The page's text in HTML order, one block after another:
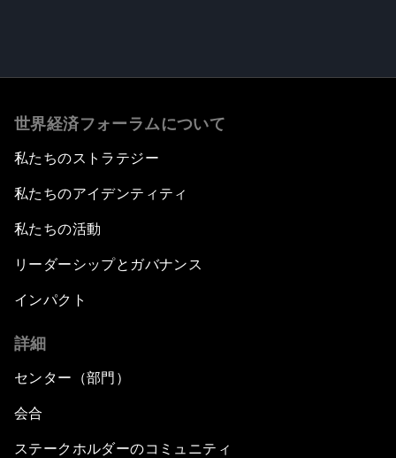
世界経済フォーラムについて
私たちのストラテジー
私たちのアイデンティティ
私たちの活動
リーダーシップとガバナンス
インパクト
詳細
センター（部門）
会合
ステークホルダーのコミュニティ